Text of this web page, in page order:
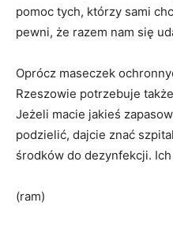
pomoc tych, którzy sami
pewni, że razem nam się
Oprócz maseczek
Rzeszowie potrzebuje
Jeżeli macie jakieś
podzielić, dajcie znać
środków do dezynfekcji.
(ram)